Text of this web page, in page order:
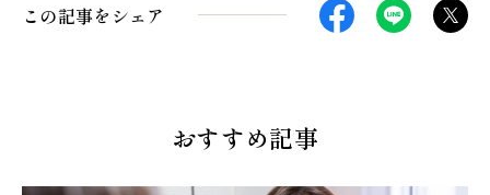
この記事をシェア
おすすめ記事